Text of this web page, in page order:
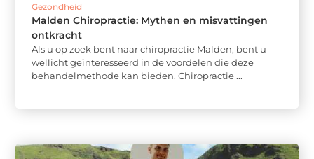
Gezondheid
Malden Chiropractie: Mythen en misvattingen
ontkracht
Als u op zoek bent naar chiropractie Malden, bent u
wellicht geïnteresseerd in de voordelen die deze
behandelmethode kan bieden. Chiropractie ...